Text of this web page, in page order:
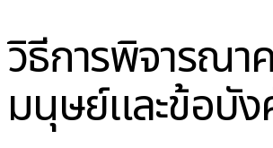
วิธีการพิจารณา
มนุษย์และข้อบั